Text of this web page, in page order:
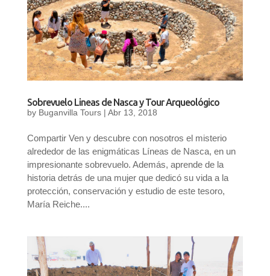
Sobrevuelo Lineas de Nasca y Tour Arqueológico
by Buganvilla Tours| Abr 13, 2018
Compartir Ven y descubre con nosotros el misterio
alrededor de las enigmáticas Líneas de Nasca, en un
impresionante sobrevuelo. Además, aprende de la
historia detrás de una mujer que dedicó su vida a la
protección, conservación y estudio de este tesoro,
María Reiche....